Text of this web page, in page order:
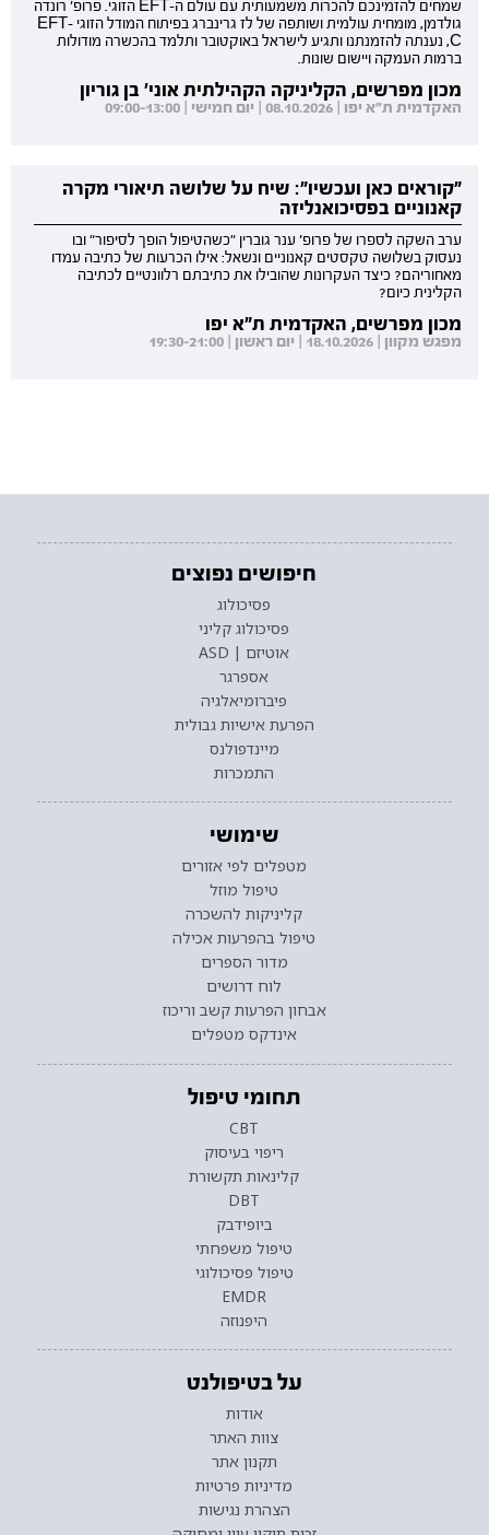
שמחים להזמינכם להכרות משמעותית עם עולם ה-EFT הזוגי. פרופ' רונדה
גולדמן, מומחית עולמית ושותפה של לז גרינברג בפיתוח המודל הזוגי EFT-
C, נענתה להזמנתנו ותגיע לישראל באוקטובר ותלמד בהכשרה מודולות
ברמות העמקה ויישום שונות.
מכון מפרשים, הקליניקה הקהילתית אוני' בן גוריון
האקדמית ת"א יפו | 08.10.2026 | יום חמישי | 09:00-13:00
"קוראים כאן ועכשיו": שיח על שלושה תיאורי מקרה
קאנוניים בפסיכואנליזה
ערב השקה לספרו של פרופ' ענר גוברין "כשהטיפול הופך לסיפור" ובו
נעסוק בשלושה טקסטים קאנוניים ונשאל: אילו הכרעות של כתיבה עמדו
מאחוריהם? כיצד העקרונות שהובילו את כתיבתם רלוונטיים לכתיבה
הקלינית כיום?
מכון מפרשים, האקדמית ת"א יפו
מפגש מקוון | 18.10.2026 | יום ראשון | 19:30-21:00
חיפושים נפוצים
פסיכולוג
פסיכולוג קליני
אוטיזם | ASD
אספרגר
פיברומיאלגיה
הפרעת אישיות גבולית
מיינדפולנס
התמכרות
שימושי
מטפלים לפי אזורים
טיפול מוזל
קליניקות להשכרה
טיפול בהפרעות אכילה
מדור הספרים
לוח דרושים
אבחון הפרעות קשב וריכוז
אינדקס מטפלים
תחומי טיפול
CBT
ריפוי בעיסוק
קלינאות תקשורת
DBT
ביופידבק
טיפול משפחתי
טיפול פסיכולוגי
EMDR
היפנוזה
על בטיפולנט
אודות
צוות האתר
תקנון אתר
מדיניות פרטיות
הצהרת נגישות